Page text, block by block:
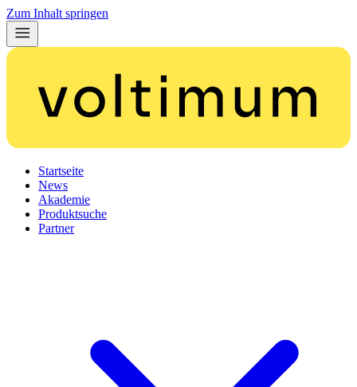
Zum Inhalt springen
Startseite
News
Akademie
Produktsuche
Partner